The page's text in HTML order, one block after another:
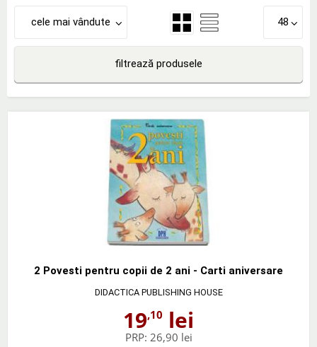
cele mai vândute 48
filtrează produsele
2 Povesti pentru copii de 2 ani - Carti aniversare
DIDACTICA PUBLISHING HOUSE
19,10 lei
PRP: 26,90 lei